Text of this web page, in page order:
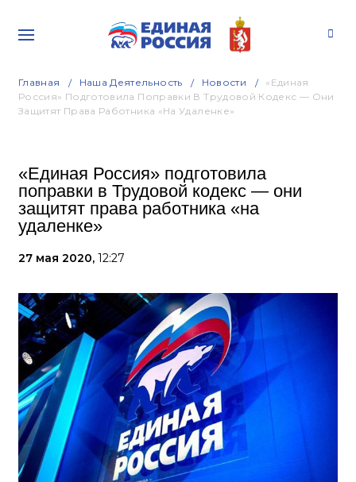
Главная Наша Деятельность Новости
«Единая
Россия» Подготовила Поправки В Трудовой Кодекс — Они
Защитят Права Работника «на Удаленке»
«Единая Россия» подготовила
поправки в Трудовой кодекс — они
защитят права работника «на
удаленке»
27 мая 2020, 12:27